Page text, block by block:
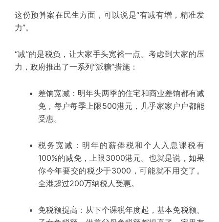
这份预算案在民生方面，可以说是“有减有增，精准发
力”。
“减”的是税负，让大家手头宽裕一点。 考虑到大家的压
力，政府推出了一系列“派糖”措施：
差饷宽减： 明年头两季的住宅和商业差饷都有减
免，每户每季上限500港元，几乎家家户户都能
受惠。
税务宽减： 明年的薪俸税和个人入息课税有
100%的减免，上限3000港元。也就是说，如果
你今年要交的税少于3000，可能就不用交了。
全港超过200万纳税人受惠。
免税额提高： 从下个课税年度起，基本免税额、